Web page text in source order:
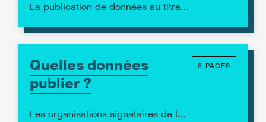
La publication de données au titre…
3 PAGES
Quelles données
publier ?
Les organisations signataires de l…